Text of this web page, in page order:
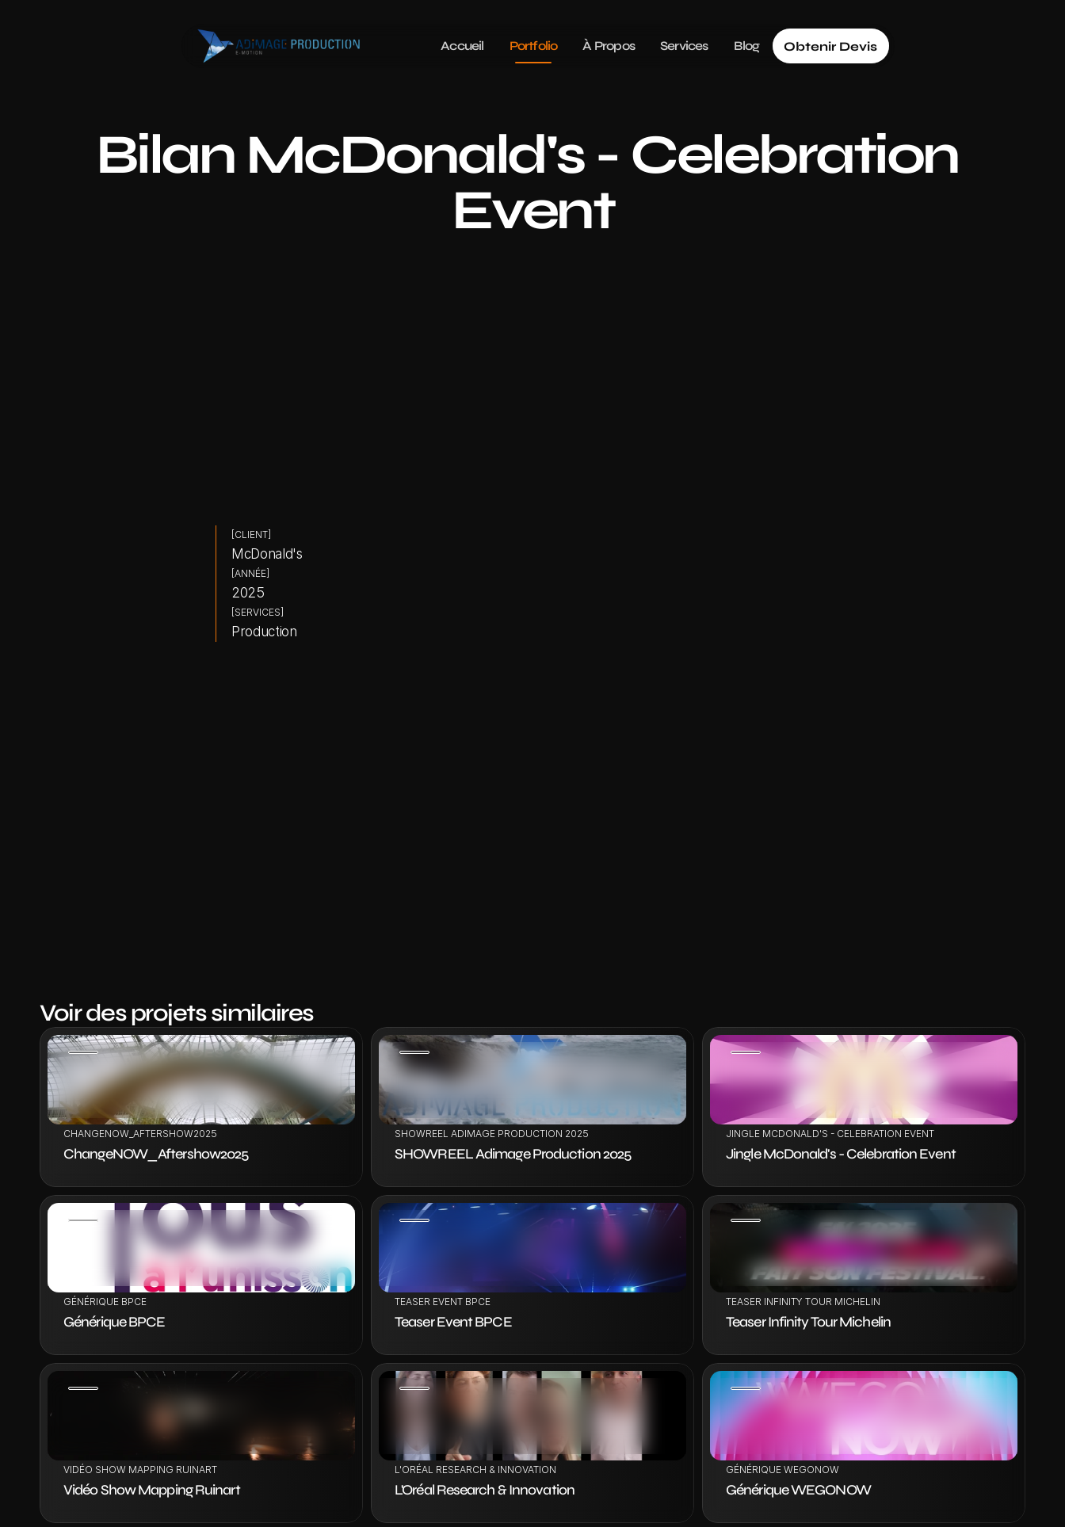
Accueil Portfolio À Propos Services Blog Obtenir Devis
Bilan McDonald's - Celebration
Event
[CLIENT]
McDonald's
[ANNÉE]
2025
[SERVICES]
Production
Voir des projets similaires
VOIR LE PROJET
CHANGENOW_AFTERSHOW2025
ChangeNOW_Aftershow2025
VOIR LE PROJET
SHOWREEL ADIMAGE PRODUCTION 2025
SHOWREEL Adimage Production 2025
VOIR LE PROJET
JINGLE MCDONALD'S - CELEBRATION EVENT
Jingle McDonald's - Celebration Event
VOIR LE PROJET
GÉNÉRIQUE BPCE
Générique BPCE
TEASER EVENT BPCE
Teaser Event BPCE
VOIR LE PROJET
TEASER INFINITY TOUR MICHELIN
Teaser Infinity Tour Michelin
VIDÉO SHOW MAPPING RUINART
Vidéo Show Mapping Ruinart
VOIR LE PROJET
L'ORÉAL RESEARCH & INNOVATION
L'Oréal Research & Innovation
VOIR LE PROJET
GÉNÉRIQUE WEGONOW
Générique WEGONOW